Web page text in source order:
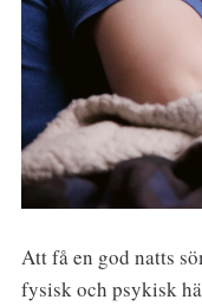
Att få en god natts
fysisk och psykisk